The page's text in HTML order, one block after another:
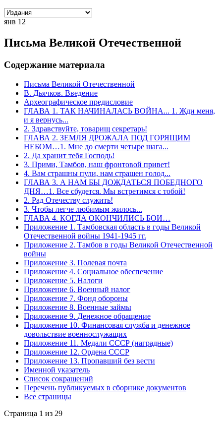
янв 12
Письма Великой Отечественной
Содержание материала
Письма Великой Отечественной
В. Дьячков. Введение
Археографическое предисловие
ГЛАВА 1. ТАК НАЧИНАЛАСЬ ВОЙНА... 1. Жди меня,
и я вернусь...
2. Здравствуйте, товарищ секретарь!
ГЛАВА 2. ЗЕМЛЯ ДРОЖАЛА ПОД ГОРЯЩИМ
НЕБОМ…1. Мне до смерти четыре шага...
2. Да хранит тебя Господь!
3. Прими, Тамбов, наш фронтовой привет!
4. Вам страшны пули, нам страшен голод...
ГЛАВА 3. А НАМ БЫ ДОЖДАТЬСЯ ПОБЕДНОГО
ДНЯ…1. Все сбудется. Мы встретимся с тобой!
2. Рад Отечеству служить!
3. Чтобы легче любимым жилось...
ГЛАВА 4. КОГДА ОКОНЧИЛИСЬ БОИ…
Приложение 1. Тамбовская область в годы Великой
Отечественной войны 1941-1945 гг.
Приложение 2. Тамбов в годы Великой Отечественной
войны
Приложение 3. Полевая почта
Приложение 4. Социальное обеспечение
Приложение 5. Налоги
Приложение 6. Военный налог
Приложение 7. Фонд обороны
Приложение 8. Военные займы
Приложение 9. Денежное обращение
Приложение 10. Финансовая служба и денежное
довольствие военнослужащих
Приложение 11. Медали СССР (наградные)
Приложение 12. Ордена СССР
Приложение 13. Пропавший без вести
Именной указатель
Список сокращений
Перечень публикуемых в сборнике документов
Все страницы
Страница 1 из 29